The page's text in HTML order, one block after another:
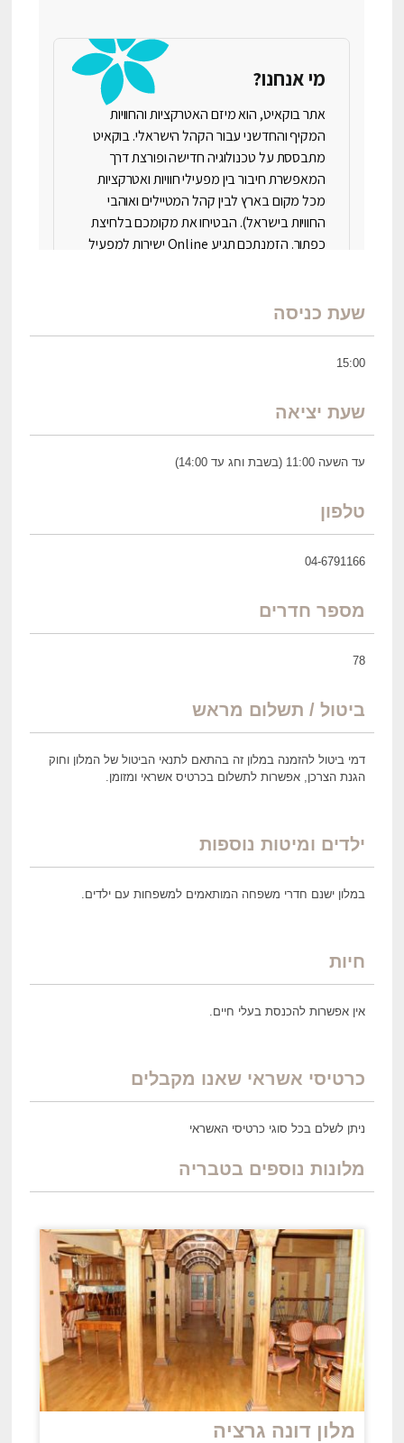
שעת כניסה
15:00
שעת יציאה
עד השעה 11:00 (בשבת וחג עד 14:00)
טלפון
04-6791166
מספר חדרים
78
ביטול / תשלום מראש
דמי ביטול להזמנה במלון זה בהתאם לתנאי הביטול של המלון וחוק
הגנת הצרכן, אפשרות לתשלום בכרטיס אשראי ומזומן.
ילדים ומיטות נוספות
במלון ישנם חדרי משפחה המותאמים למשפחות עם ילדים.
חיות
אין אפשרות להכנסת בעלי חיים.
כרטיסי אשראי שאנו מקבלים
ניתן לשלם בכל סוגי כרטיסי האשראי
מלונות נוספים בטבריה
מלון דונה גרציה